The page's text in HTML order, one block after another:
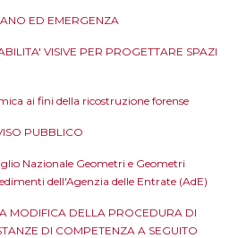
ED EMERGENZA
VISIVE PER PROGETTARE SPAZI
ai fini della ricostruzione forense
PUBBLICO
Nazionale Geometri e Geometri
dell'Agenzia delle Entrate (AdE)
MODIFICA DELLA PROCEDURA DI
DI COMPETENZA A SEGUITO